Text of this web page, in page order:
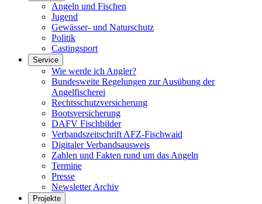
Angeln und Fischen
Jugend
Gewässer- und Naturschutz
Politik
Castingsport
Service
Wie werde ich Angler?
Bundesweite Regelungen zur Ausübung der
Angelfischerei
Rechtsschutzversicherung
Bootsversicherung
DAFV Fischbilder
Verbandszeitschrift AFZ-Fischwaid
Digitaler Verbandsausweis
Zahlen und Fakten rund um das Angeln
Termine
Presse
Newsletter Archiv
Projekte